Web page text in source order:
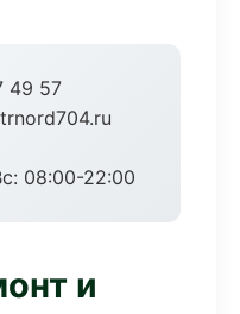
49 57
08:00-22:00
и